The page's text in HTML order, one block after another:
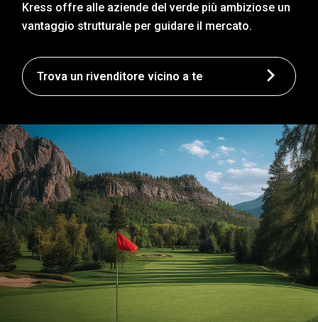
Kress offre alle aziende del verde più ambiziose un
vantaggio strutturale per guidare il mercato.
Trova un rivenditore vicino a te